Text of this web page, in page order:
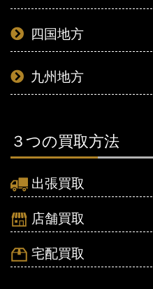
四国地方
九州地方
３つの買取方法
出張買取
店舗買取
宅配買取